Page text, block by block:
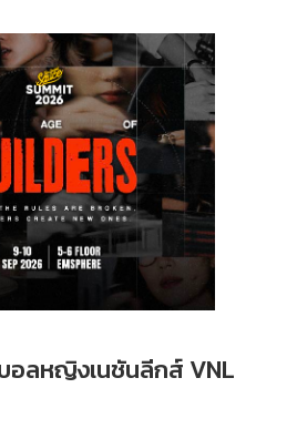
อลหญิงเนชันลีกส์ VNL